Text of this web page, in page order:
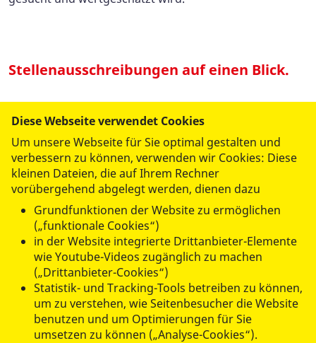
Stellenausschreibungen auf einen Blick.
Unsere Jobangebote sind so vielfältig wie der ASB.
Gesucht werden z.B.: Pflegefachkräfte für die
stationäre, teilstationäre und ambulante Pflege,
Rettungssanitäter und Notfallsanitäter zudem Erzieher,
Sozialpädagogen und Sozialarbeiter, Mitarbeitende in
Einrichtungen für Menschen mit Behinderung und im
Integrationsbereich sowie Mitarbeitende in der
Verwaltung. Neben Voll- und Teilzeitstellenangeboten
findest du hier auch andere sinnvolle Jobs, wie
beispielsweise Fahrdienste sowie Ausschreibungen
zum Freiwilligen Sozialen Jahr (FSJ) und zum
Bundesfreiwilligendienst (BFD).
Diese Webseite verwendet Cookies
Um unsere Webseite für Sie optimal gestalten und
verbessern zu können, verwenden wir Cookies: Diese
kleinen Dateien, die auf Ihrem Rechner
vorübergehend abgelegt werden, dienen dazu
Grundfunktionen der Website zu ermöglichen
(„funktionale Cookies“)
in der Website integrierte Drittanbieter-Elemente
wie Youtube-Videos zugänglich zu machen
(„Drittanbieter-Cookies“)
Statistik- und Tracking-Tools betreiben zu können,
um zu verstehen, wie Seitenbesucher die Website
benutzen und um Optimierungen für Sie
umsetzen zu können („Analyse-Cookies“).